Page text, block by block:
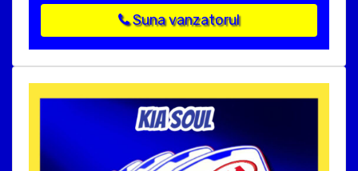
Suna vanzatorul